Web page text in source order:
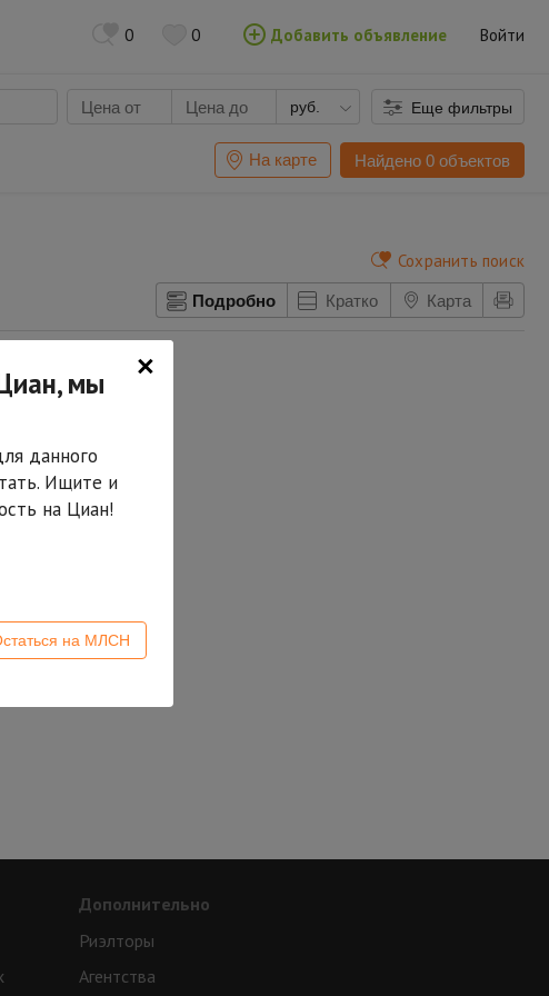
0 0 Добавить объявление Войти
руб. Еще фильтры
На карте Найдено 0 объектов
Сохранить поиск
Подробно Кратко Карта
Дополнительно
Риэлторы
Агентства
×
мы
данного
Ищите и
на Циан!
на МЛСН